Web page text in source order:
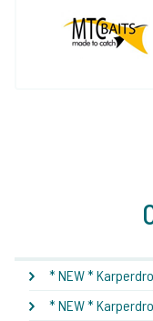
* NEW *
* NEW *